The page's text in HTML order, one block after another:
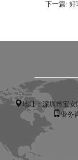
下一篇: 好
地址：深圳市宝安
业务